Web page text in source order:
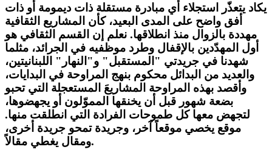
يكاد يتعذّر استجلاء أي مبادرة مستقلة ذات ديمومة أو ذات
أفق واضح على المدى البعيد، كأن المشاريع الثقافية
مهددة بالزوال منذ انطلاقها. نعلم إن القسم الثقافي هو
أول المهدّدين بالإقفال وطرد موظفيه في الجرائد، مثلما
شهدنا في جريدتي "المستقبل" و"النهار" اللبنانيتين،
والعديد من البدائل محكوم بنهج المراوحة في البدايات،
وأقصد بهذه المراوحة المشاريعَ المستعجلة التي تحبو
بضعة شهور قبل أن يخنقها المموّلون أو يجهضوها،
لتجهض معها كل طموحات الفرادة التي انطلقت منها.
موقع يخصي موقعاً آخر، وجريدة تمحو جريدة أخرى،
ومقال يغطي مقالاً.